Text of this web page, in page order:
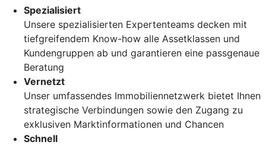
Spezialisiert
Unsere spezialisierten Expertenteams decken mit
tiefgreifendem Know-how alle Assetklassen und
Kundengruppen ab und garantieren eine passgenaue
Beratung
Vernetzt
Unser umfassendes Immobiliennetzwerk bietet Ihnen
strategische Verbindungen sowie den Zugang zu
exklusiven Marktinformationen und Chancen
Schnell